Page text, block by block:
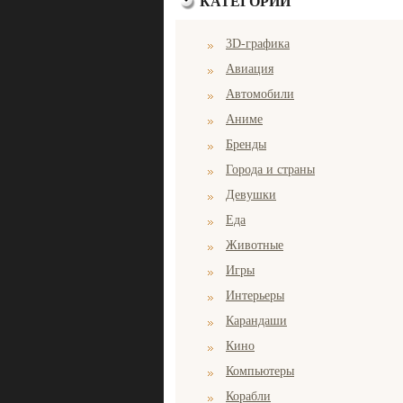
3D-графика
Авиация
Автомобили
Аниме
Бренды
Города и страны
Девушки
Еда
Животные
Игры
Интерьеры
Карандаши
Кино
Компьютеры
Корабли